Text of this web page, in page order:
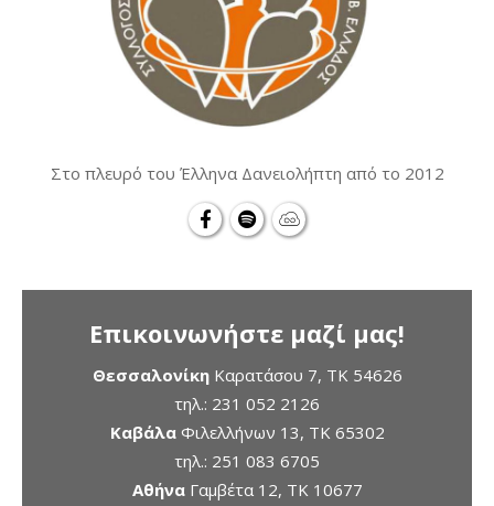
Στο πλευρό του Έλληνα Δανειολήπτη από το 2012
Επικοινωνήστε μαζί μας!
ΘεσσαλονίκηΚαρατάσου 7, TK 54626
τηλ.: 231 052 2126
ΚαβάλαΦιλελλήνων 13, ΤΚ 65302
τηλ.: 251 083 6705
ΑθήναΓαμβέτα 12, ΤΚ 10677